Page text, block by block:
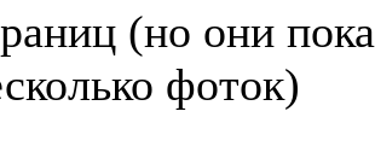
(но они
фоток)